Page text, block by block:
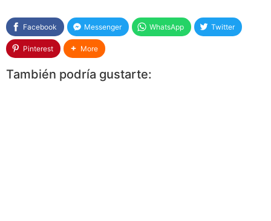
Facebook Messenger WhatsApp Twitter
Pinterest More
También podría gustarte: